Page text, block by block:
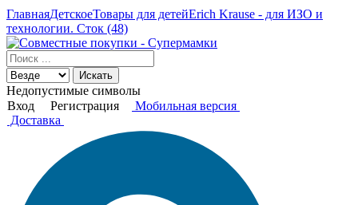
ГлавнаяДетскоеТовары для детейErich Krause - для ИЗО и
технологии. Сток (48)
Искать
Недопустимые символы
Вход
Регистрация
Мобильная версия
Доставка